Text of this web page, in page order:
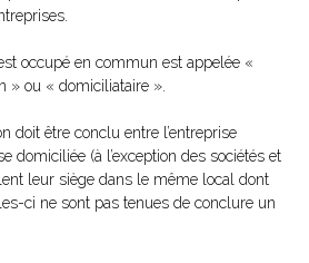
occupé en commun est appelée «
» ou « domiciliataire ».
doit être conclu entre l’entreprise
domiciliée (à l’exception des sociétés et
leur siège dans le même local dont
ci ne sont pas tenues de conclure un